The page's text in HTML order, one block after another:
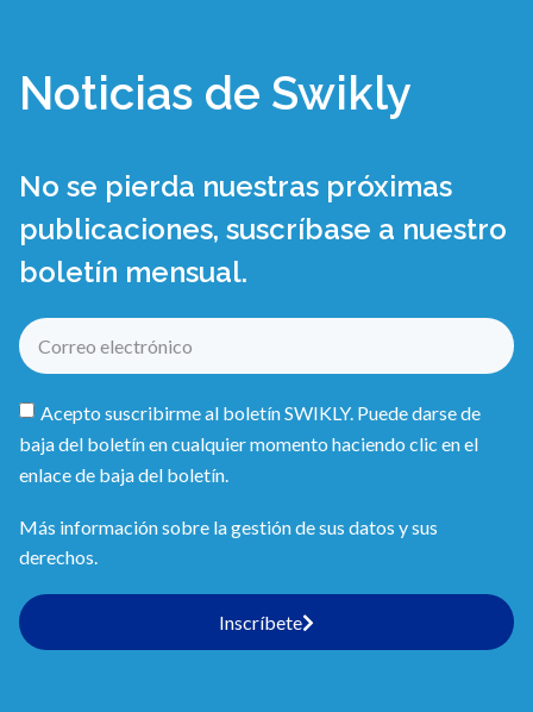
Noticias de Swikly
No se pierda nuestras próximas
publicaciones, suscríbase a nuestro
boletín mensual.
Acepto suscribirme al boletín SWIKLY. Puede darse de
baja del boletín en cualquier momento haciendo clic en el
enlace de baja del boletín.
Más información sobre la gestión de sus datos y sus
derechos.
Inscríbete